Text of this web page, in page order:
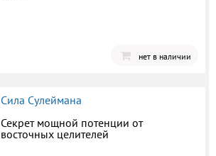
нет в наличии
Сила Сулеймана
Секрет мощной потенции от
восточных целителей